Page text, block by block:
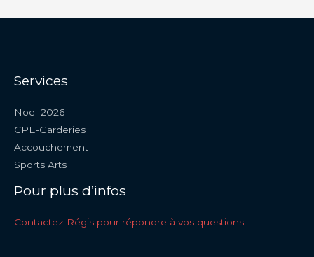
Services
Noel-2026
CPE-Garderies
Accouchement
Sports Arts
Pour plus d’infos
Contactez Régis pour répondre à vos questions.